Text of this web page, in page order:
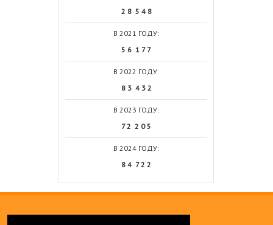
2 8 5 4 8
В 2021 ГОДУ:
5 6 1 7 7
В 2022 ГОДУ:
8 3 4 3 2
В 2023 ГОДУ:
7 2 2 0 5
В 2024 ГОДУ:
8 4 7 2 2